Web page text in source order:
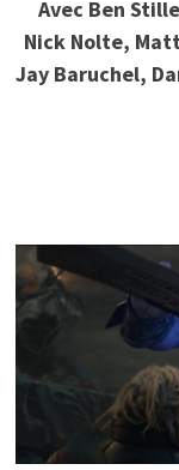
Avec Ben
Nick Nolte,
Jay Baruchel,